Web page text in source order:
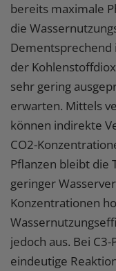
bereits maximale
die
der
sehr gering
erwarten. Mittels
können indirekte
CO2-
Pflanzen bleibt die
geringer
Konzentrationen
jedoch aus. Bei
eindeutige